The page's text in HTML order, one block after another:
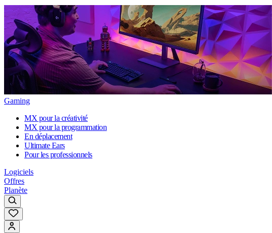
Gaming
MX pour la créativité
MX pour la programmation
En déplacement
Ultimate Ears
Pour les professionnels
Logiciels
Offres
Planète